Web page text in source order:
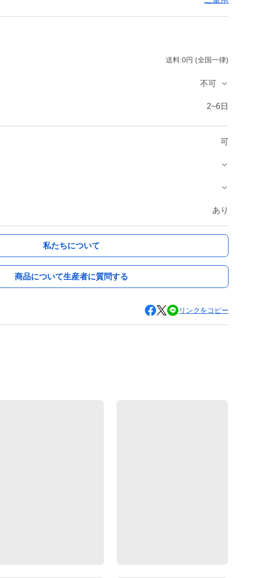
送料:0円 (全国一律)
不可
2~6日
可
あり
私たちについて
商品について生産者に質問する
リンクをコピー